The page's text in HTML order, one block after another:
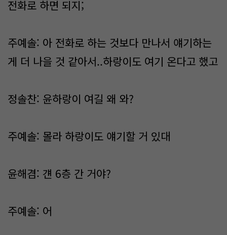
전화로 하면 되지;
주예솔: 아 전화로 하는 것보다 만나서 얘기하는
게 더 나을 것 같아서..하랑이도 여기 온다고 했고
정솔찬: 윤하랑이 여길 왜 와?
주예솔: 몰라 하랑이도 얘기할 거 있대
윤해겸: 걘 6층 간 거야?
주예솔: 어